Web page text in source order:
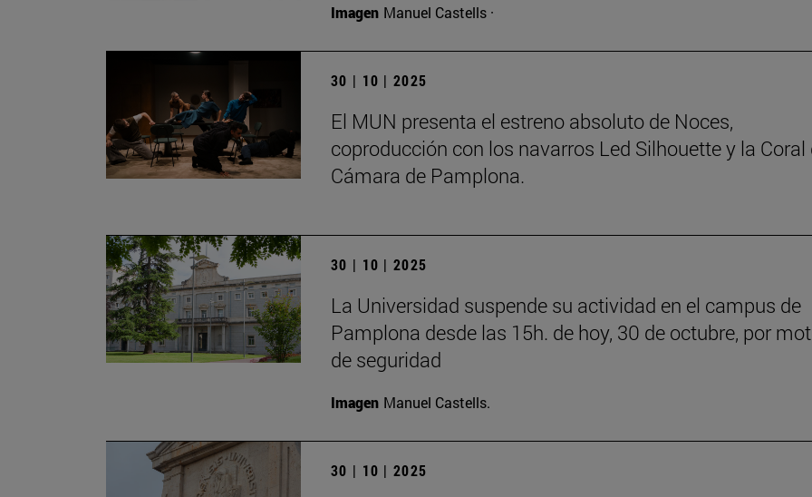
Imagen Manuel Castells ·
30 | 10 | 2025
El MUN presenta el estreno absoluto de Noces,
coproducción con los navarros Led Silhouette y la Coral
Cámara de Pamplona.
30 | 10 | 2025
La Universidad suspende su actividad en el campus de
Pamplona desde las 15h. de hoy, 30 de octubre, por
de seguridad
Imagen Manuel Castells.
30 | 10 | 2025